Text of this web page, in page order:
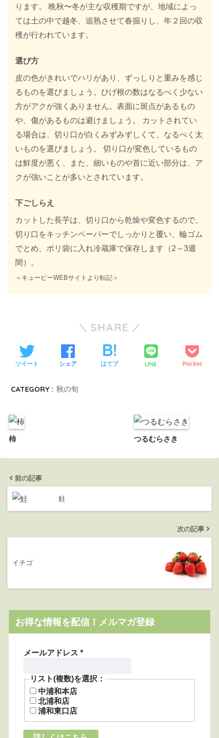
ります。 晩秋〜冬が主な収穫期ですが、地域によっ
ては土の中で越冬、追熟させて春掘りし、年２回の収
穫が行われています。
選び方
皮の色がきれいでハリがあり、ずっしりと重みを感じ
るものを選びましょう。ひげ根の数はなるべく少ない
方がアクが強くありません。表面に斑点があるもの
や、傷があるものは避けましょう。 カットされてい
る場合は、切り口が白くみずみずしくて、なるべく太
いものを選びましょう。 切り口が変色しているもの
は鮮度が悪く、また、細いものや首に近い部分は、ア
クが強いことが多いとされています。
下ごしらえ
カットした長芋は、切り口から乾燥や変色するので、
切り口をキッチンペーパーでしっかりと覆い、輪ゴム
でとめ、ポリ袋に入れ冷蔵庫で保存します（2～3週
間）。
＜キューピーWEBサイトより転記＞
SHARE
ツイート シェア はてブ LINE Pocket
CATEGORY : 秋の旬
柿 つるむらさき
前の記事
鮭
次の記事
イチゴ
お得な情報を配信！メルマガ登録
メールアドレス *
リスト(複数)を選択：
中浦和本店
北浦和店
浦和東口店